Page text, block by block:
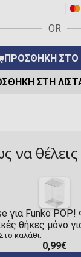
OR
ΠΡΟΣΘΉΚΗ ΣΤΟ
ΣΤΗ
να
για Funko POP!
θήκες μόνο
καλάθι:
0,99€